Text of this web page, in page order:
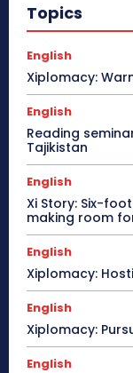
Topics
English
Xiplomacy:
English
Reading
Tajikistan
English
Xi Story: Six-
making room
English
Xiplomacy:
English
Xiplomacy:
English